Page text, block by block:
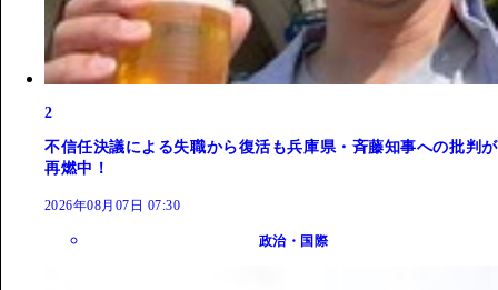
2
不信任決議による失職から復活も兵庫県・斉藤知事への批判が
再燃中！
2026年08月07日 07:30
政治・国際